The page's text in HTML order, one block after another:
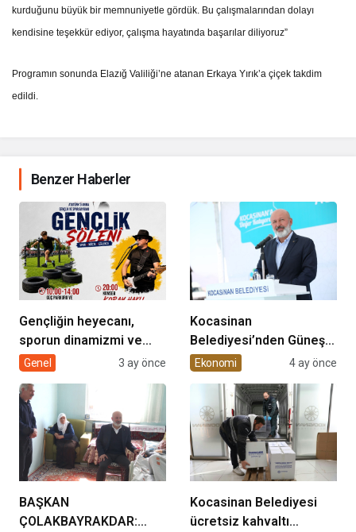
kurduğunu büyük bir memnuniyetle gördük. Bu çalışmalarından dolayı
kendisine teşekkür ediyor, çalışma hayatında başarılar diliyoruz”
Programın sonunda Elazığ Valiliği’ne atanan Erkaya Yırık’a çiçek takdim
edildi.
Benzer Haberler
Gençliğin heyecanı,
sporun dinamizmi ve
müziğin coşkusu
geliyor!
Genel 3 ay önce
Kocasinan
Belediyesi’nden Güneş
Enerjisi Hamlesi
Ekonomi 4 ay önce
BAŞKAN
ÇOLAKBAYRAKDAR:
Kocasinan Belediyesi
ücretsiz kahvaltı